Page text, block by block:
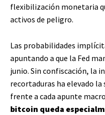
flexibilización monetaria
activos de peligro.
Las probabilidades
apuntando a que la Fed
junio. Sin confiscación, la
recortaduras ha elevado
frente a cada apunte
bitcoin queda